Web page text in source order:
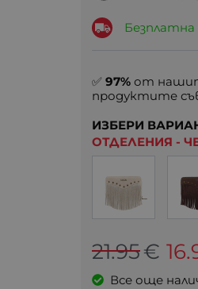
✅ 97% от
продуктите
ИЗБЕРИ
ОТДЕЛЕНИЯ -
21.95€
Все още